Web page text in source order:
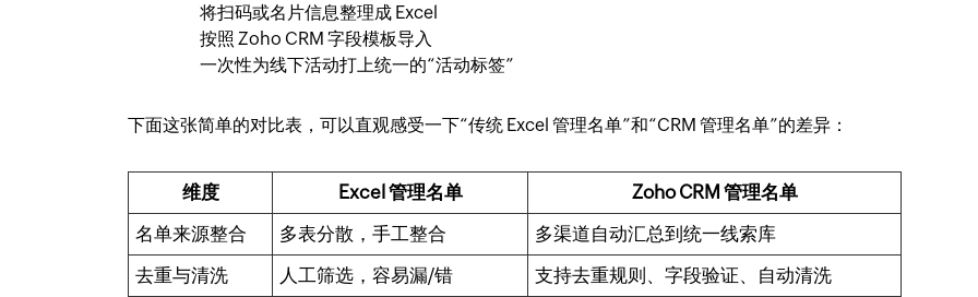
将扫码或名片信息整理成 Excel
按照 Zoho CRM 字段模板导入
一次性为线下活动打上统一的“活动标签”
下面这张简单的对比表，可以直观感受一下“传统 Excel 管理名单”和“CRM 管理名单”的差异：
维度 Excel 管理名单
Zoho CRM 管理名单
名单来源整合
多表分散，手工整合
多渠道自动汇总到统一线索库
去重与清洗
人工筛选，容易漏/错 支持去重规则、字段验证、自动清洗